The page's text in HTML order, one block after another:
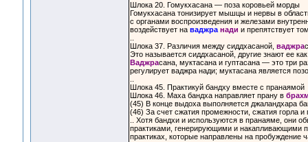
Шлока 20. Гомукхасана — поза коровьей морды
Гомукхасана тонизирует мышцы и нервы в
с органами воспроизведения и железами
воздействует на ваджра нади и препятствует
Шлока 37. Различия между сиддхасаной, ваджра
Это называется сиддхасаной, другие знают ее
Ваджрасана, муктасана и гуптасана — это три
регулирует ваджра нади; муктасана является
Шлока 45. Практикуй бандху вместе с пранаямой
Шлока 46. Маха бандха направляет прану в
(45) В конце выдоха выполняется джаландхара
(46) За счет сжатия промежности, сжатия горла
.. Хотя бандхи и используются в пранаяме, они
практиками, генерирующими и накапливающими
практиках, которые направлены на пробуждение